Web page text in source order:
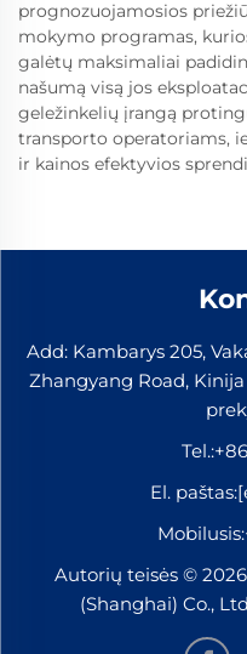
prognozuojamosios
mokymo programas,
galėtų maksimaliai
našumą visą jos
geležinkelių įrangą
transporto operatoriams,
ir kainos efektyvios
Add: Kambarys 205,
Zhangyang Road,
Tel.:
El. paštas:
Mobilusis:
Autorių teisės ©
(Shanghai) Co.,